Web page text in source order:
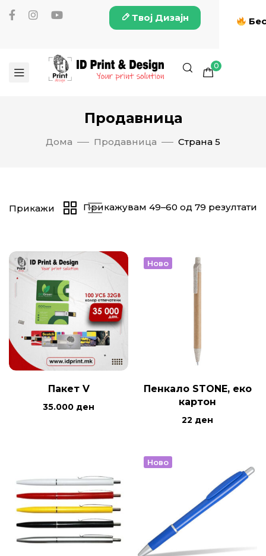
Твој Дизајн
0
Продавница
Дома Продавница Страна 5
Прикажувам 49–60 од 79 резултати
Прикажи
Пакет V
35.000 ден
Ново
Пенкало STONE, еко
картон
22 ден
Ново